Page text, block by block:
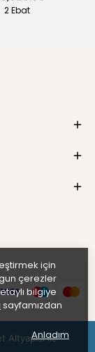
için
çerezler
bilgiye
sayfamızdan
Anladım
2 Ebat
Altyapısı ile